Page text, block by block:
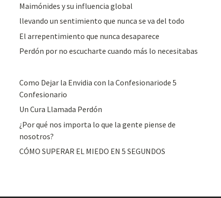
Maimónides y su influencia global
llevando un sentimiento que nunca se va del todo
El arrepentimiento que nunca desaparece
Perdón por no escucharte cuando más lo necesitabas
Como Dejar la Envidia con la Confesionariode 5
Confesionario
Un Cura Llamada Perdón
¿Por qué nos importa lo que la gente piense de
nosotros?
CÓMO SUPERAR EL MIEDO EN 5 SEGUNDOS